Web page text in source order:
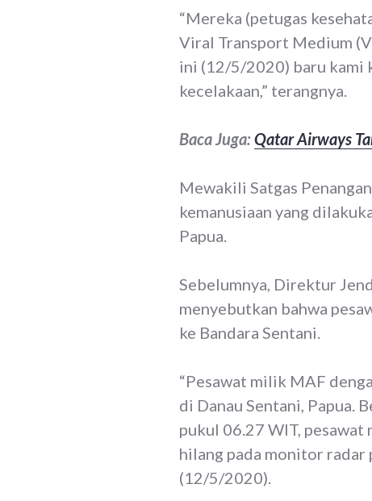
“Mereka (petugas
Viral Transport Medium
ini (12/5/2020) baru kami
kecelakaan,” terangnya.
Baca Juga:Qatar Airways
Mewakili Satgas
kemanusiaan yang
Papua.
Sebelumnya, Direktur
menyebutkan bahwa
ke Bandara Sentani.
“Pesawat milik MAF
di Danau Sentani, Papua.
pukul 06.27 WIT, pesawat
hilang pada monitor radar
(12/5/2020).